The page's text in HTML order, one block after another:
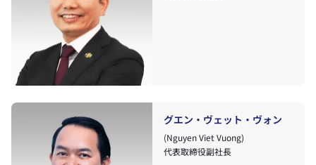
グエン・ヴェット・ヴォン
(Nguyen Viet Vuong)
代表取締役副社長